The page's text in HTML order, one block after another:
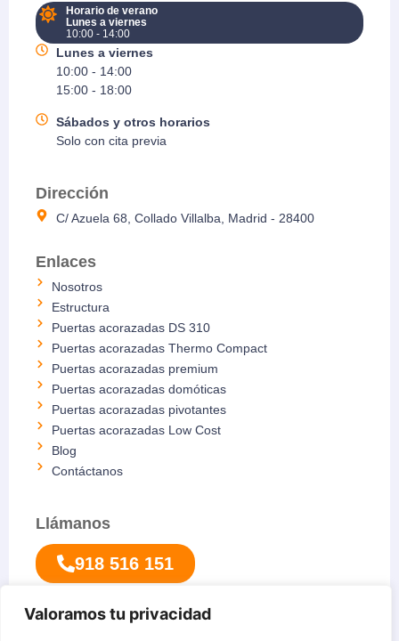
Valoramos tu privacidad
Horario de verano
Lunes a viernes
10:00 - 14:00
Lunes a viernes
10:00 - 14:00
15:00 - 18:00
Sábados y otros horarios
Solo con cita previa
Dirección
C/ Azuela 68, Collado Villalba, Madrid - 28400
Enlaces
Nosotros
Estructura
Puertas acorazadas DS 310
Puertas acorazadas Thermo Compact
Puertas acorazadas premium
Puertas acorazadas domóticas
Puertas acorazadas pivotantes
Puertas acorazadas Low Cost
Blog
Contáctanos
Llámanos
918 516 151
Síguenos